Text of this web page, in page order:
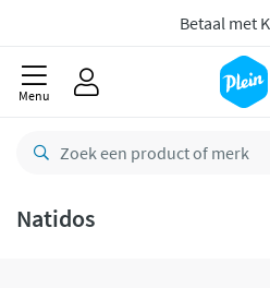
Betaal met
Menu
Natidos